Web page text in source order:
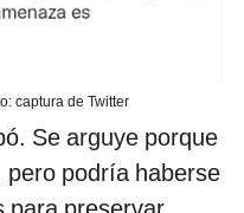
captura de Twitter
Se arguye porque
pero podría haberse